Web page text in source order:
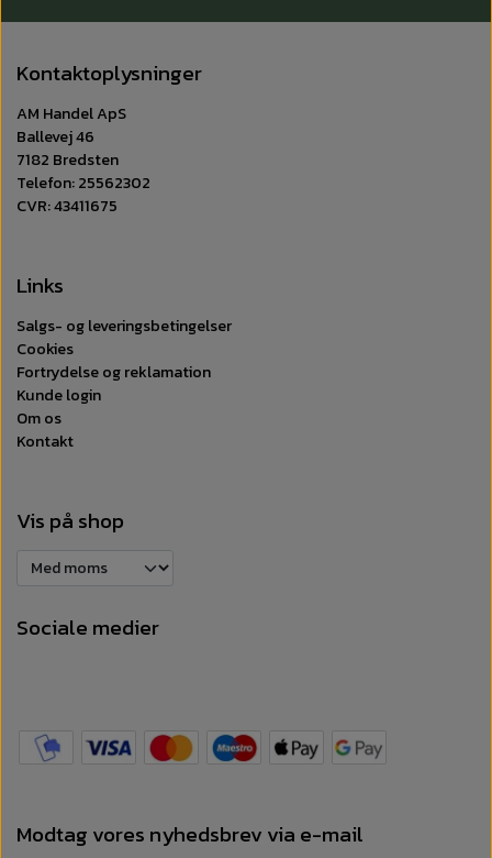
Kontaktoplysninger
AM Handel ApS
Ballevej 46
7182 Bredsten
Telefon: 25562302
CVR: 43411675
Links
Salgs- og leveringsbetingelser
Cookies
Fortrydelse og reklamation
Kunde login
Om os
Kontakt
Vis på shop
Sociale medier
Modtag vores nyhedsbrev via e-mail